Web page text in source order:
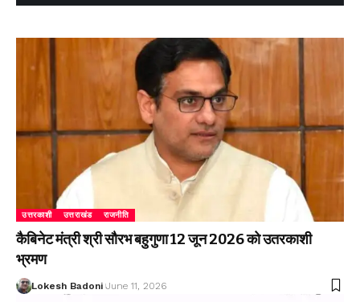
उत्तरकाशी उत्तराखंड राजनीति
कैबिनेट मंत्री श्री सौरभ बहुगुणा 12 जून 2026 को उतरकाशी
भ्रमण
Lokesh Badoni June 11, 2026